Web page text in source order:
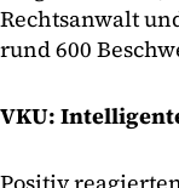
Rechtsanwalt
rund 600
VKU: